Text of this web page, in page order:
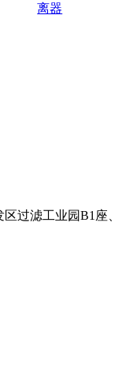
离器
过滤工业园B1座、